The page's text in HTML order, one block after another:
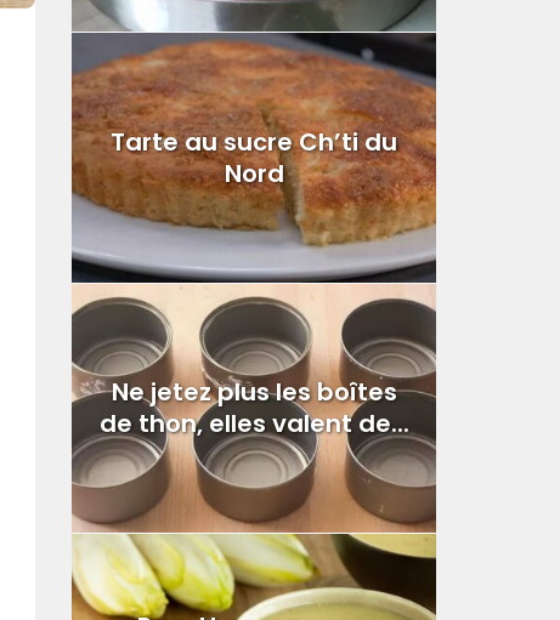
Tarte au sucre Ch’ti du
Nord
Ne jetez plus les boîtes
de thon, elles valent de...